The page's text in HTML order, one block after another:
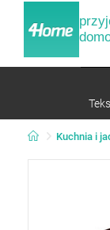
Kuchnia i